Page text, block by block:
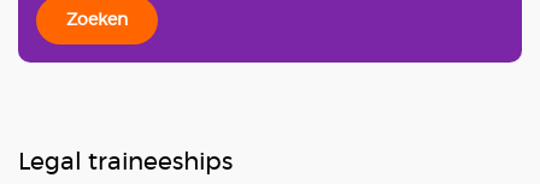
Zoeken
Legal traineeships